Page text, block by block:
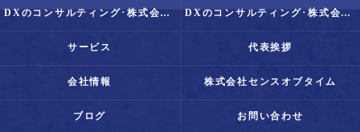
DXのコンサルティング･株式会社Senseof Timeの評判 DXのコンサルティング･株式会社Senseof Timeのお客様の声
サービス 代表挨拶
会社情報 株式会社センスオブタイム
ブログ お問い合わせ